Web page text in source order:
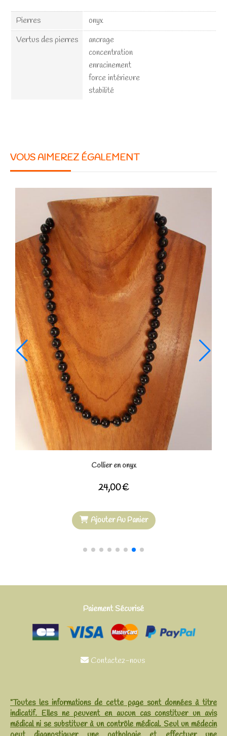
Pierres
onyx
Vertus des pierres
ancrage
concentration
enracinement
force intérieure
stabilité
VOUS AIMEREZ ÉGALEMENT
Boucles d'oreilles en pierre de lave, onyx, bois clair et
€
Paiement Sécurisé
Contactez-nous
"Toutes les informations de cette page sont données à titre
indicatif. Elles ne peuvent en aucun cas constituer un avis
médical ni se substituer à un contrôle médical. Seul un médecin